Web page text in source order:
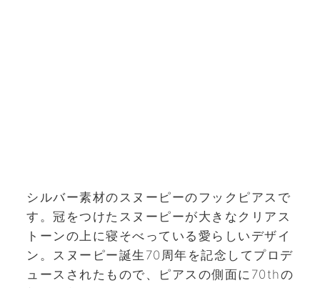
シルバー素材のスヌーピーのフックピアスで
す。冠をつけたスヌーピーが大きなクリアス
トーンの上に寝そべっている愛らしいデザイ
ン。スヌーピー誕生70周年を記念してプロデ
ュースされたもので、ピアスの側面に70thの